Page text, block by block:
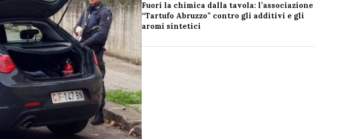
Fuori la chimica dalla tavola: l’associazione
“Tartufo Abruzzo” contro gli additivi e gli
aromi sintetici